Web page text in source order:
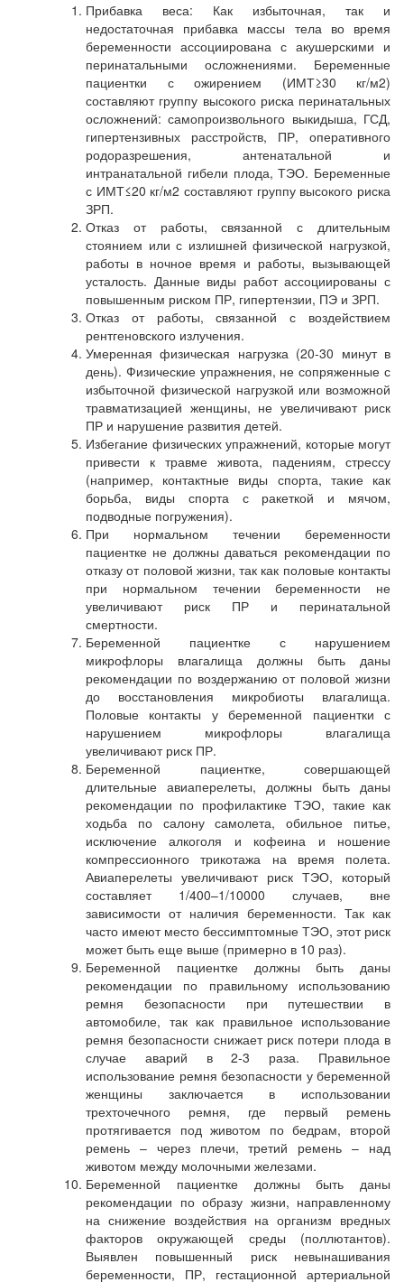
Прибавка веса: Как избыточная, так и
недостаточная прибавка массы тела во время
беременности ассоциирована с акушерскими и
перинатальными осложнениями. Беременные
пациентки с ожирением (ИМТ≥30 кг/м2)
составляют группу высокого риска перинатальных
осложнений: самопроизвольного выкидыша, ГСД,
гипертензивных расстройств, ПР, оперативного
родоразрешения, антенатальной и
интранатальной гибели плода, ТЭО. Беременные
с ИМТ≤20 кг/м2 составляют группу высокого риска
ЗРП.
Отказ от работы, связанной с длительным
стоянием или с излишней физической нагрузкой,
работы в ночное время и работы, вызывающей
усталость. Данные виды работ ассоциированы с
повышенным риском ПР, гипертензии, ПЭ и ЗРП.
Отказ от работы, связанной с воздействием
рентгеновского излучения.
Умеренная физическая нагрузка (20-30 минут в
день). Физические упражнения, не сопряженные с
избыточной физической нагрузкой или возможной
травматизацией женщины, не увеличивают риск
ПР и нарушение развития детей.
Избегание физических упражнений, которые могут
привести к травме живота, падениям, стрессу
(например, контактные виды спорта, такие как
борьба, виды спорта с ракеткой и мячом,
подводные погружения).
При нормальном течении беременности
пациентке не должны даваться рекомендации по
отказу от половой жизни, так как половые контакты
при нормальном течении беременности не
увеличивают риск ПР и перинатальной
смертности.
Беременной пациентке с нарушением
микрофлоры влагалища должны быть даны
рекомендации по воздержанию от половой жизни
до восстановления микробиоты влагалища.
Половые контакты у беременной пациентки с
нарушением микрофлоры влагалища
увеличивают риск ПР.
Беременной пациентке, совершающей
длительные авиаперелеты, должны быть даны
рекомендации по профилактике ТЭО, такие как
ходьба по салону самолета, обильное питье,
исключение алкоголя и кофеина и ношение
компрессионного трикотажа на время полета.
Авиаперелеты увеличивают риск ТЭО, который
составляет 1/400–1/10000 случаев, вне
зависимости от наличия беременности. Так как
часто имеют место бессимптомные ТЭО, этот риск
может быть еще выше (примерно в 10 раз).
Беременной пациентке должны быть даны
рекомендации по правильному использованию
ремня безопасности при путешествии в
автомобиле, так как правильное использование
ремня безопасности снижает риск потери плода в
случае аварий в 2-3 раза. Правильное
использование ремня безопасности у беременной
женщины заключается в использовании
трехточечного ремня, где первый ремень
протягивается под животом по бедрам, второй
ремень – через плечи, третий ремень – над
животом между молочными железами.
Беременной пациентке должны быть даны
рекомендации по образу жизни, направленному
на снижение воздействия на организм вредных
факторов окружающей среды (поллютантов).
Выявлен повышенный риск невынашивания
беременности, ПР, гестационной артериальной